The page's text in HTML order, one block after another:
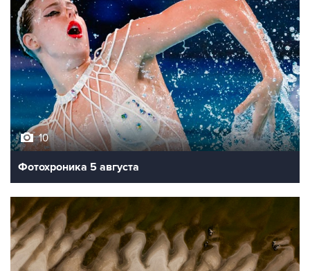
10
Фотохроника 5 августа